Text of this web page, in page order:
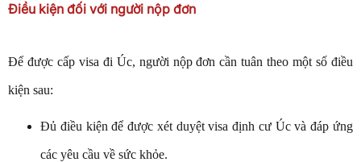
Điều kiện đối với người nộp đơn
Để được cấp visa đi Úc, người nộp đơn cần tuân theo một số điều
kiện sau:
Đủ điều kiện để được xét duyệt visa định cư Úc và đáp ứng
các yêu cầu về sức khỏe.